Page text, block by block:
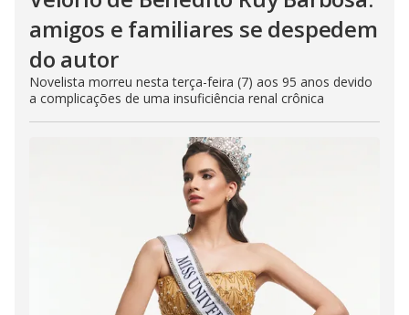
amigos e familiares se despedem
do autor
Novelista morreu nesta terça-feira (7) aos 95 anos devido
a complicações de uma insuficiência renal crônica